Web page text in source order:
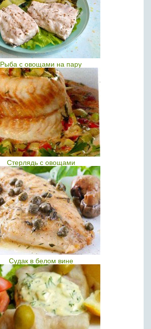
Рыба с овощами на пару
Стерлядь с овощами
Судак в белом вине